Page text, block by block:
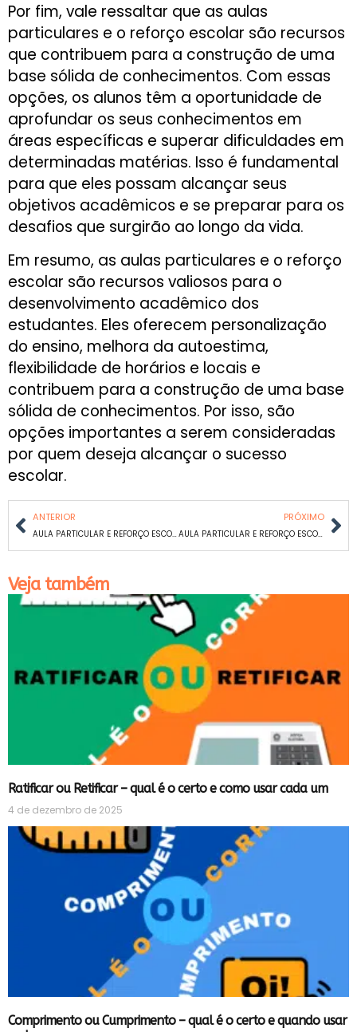
Por fim, vale ressaltar que as aulas
particulares e o reforço escolar são recursos
que contribuem para a construção de uma
base sólida de conhecimentos. Com essas
opções, os alunos têm a oportunidade de
aprofundar os seus conhecimentos em
áreas específicas e superar dificuldades em
determinadas matérias. Isso é fundamental
para que eles possam alcançar seus
objetivos acadêmicos e se preparar para os
desafios que surgirão ao longo da vida.
Em resumo, as aulas particulares e o reforço
escolar são recursos valiosos para o
desenvolvimento acadêmico dos
estudantes. Eles oferecem personalização
do ensino, melhora da autoestima,
flexibilidade de horários e locais e
contribuem para a construção de uma base
sólida de conhecimentos. Por isso, são
opções importantes a serem consideradas
por quem deseja alcançar o sucesso
escolar.
ANTERIOR
AULA PARTICULAR E REFORÇO ESCOLAR DE MATEMÁTICA E PORTUGUÊS EM ALÍPIO DE MELO
PRÓXIMO
AULA PARTICULAR E REFORÇO ESCOLAR DE MATEMÁTICA E PORTUGUÊS EM ITAPOÃ
Veja também
Ratificar ou Retificar – qual é o certo e como usar cada um
4 de dezembro de 2025
Comprimento ou Cumprimento – qual é o certo e quando usar